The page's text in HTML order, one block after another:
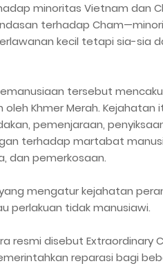
minoritas Vietnam dan
terhadap
kecil tetapi sia-sia
tersebut
oleh Khmer Merah.
pemenjaraan,
terhadap martabat
dan pemerkosaan.
mengatur kejahatan
perlakuan tidak manusiawi.
resmi disebut Extraordinary
reparasi bagi